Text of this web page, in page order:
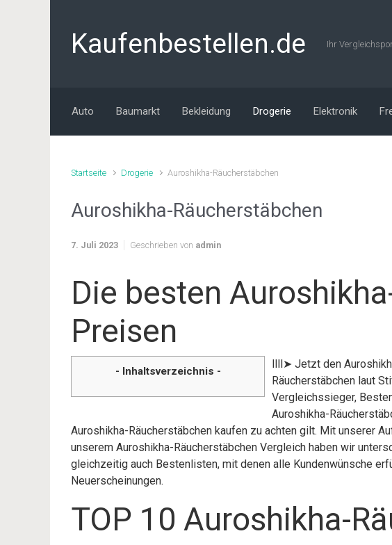
Kaufenbestellen.de Ihr
Auto Baumarkt Bekleidung Drogerie Elektronik
Startseite Drogerie Auroshikha-Räucherstäbchen
Auroshikha-Räucherstäbchen
7. Juli 2023 Geschrieben von admin
Die besten
Preisen
- Inhaltsverzeichnis -
llll➤ Jetzt den
Räucherstäbchen laut
Vergleichssieger,
Auroshikha-
Auroshikha-Räucherstäbchen kaufen zu achten gilt. Mit unserer
unserem Auroshikha-Räucherstäbchen Vergleich haben wir
gleichzeitig auch Bestenlisten, mit denen alle Kundenwünsche
Neuerscheinungen.
TOP 10 Auroshikha-